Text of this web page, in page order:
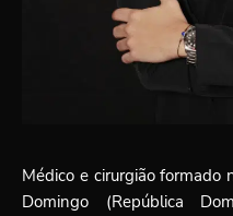
Médico e cirurgião formado
Domingo (República